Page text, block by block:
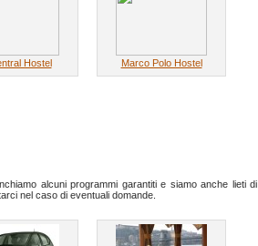
Hostel Marco Polo Hostel
alcuni programmi garantiti e siamo anche lieti di
nel caso di eventuali domande.